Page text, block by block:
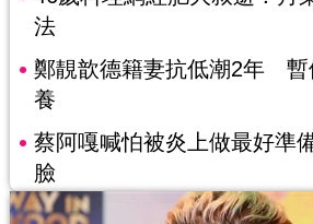
法
鄭靚歆德籍妻抗低潮2年 暫
養
蔡阿嘎喊怕被炎上做最好
臉